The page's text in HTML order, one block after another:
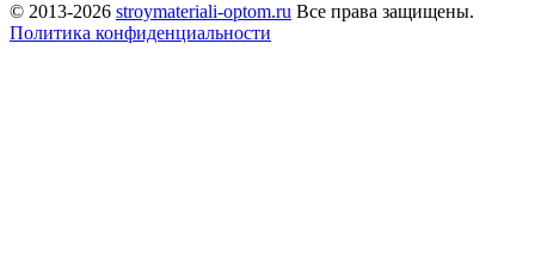
© 2013-2026 stroymateriali-optom.ru Все права защищены.
Политика конфиденциальности